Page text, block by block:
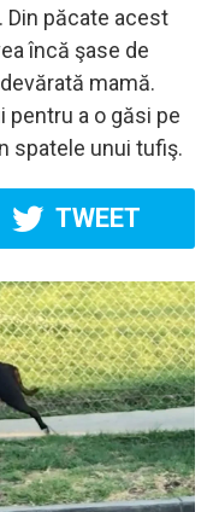
Din păcate acest
încă şase de
mamă.
pentru a o găsi pe
spatele unui tufiş.
TWEET